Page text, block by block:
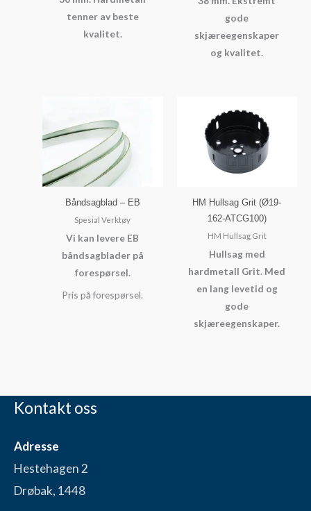
tenner av beste
kvalitet.
gode
skjæreegenskaper
og kvalitet.
Båndsagblad – EB
Spesial Verktøy
Vi kan levere EB
båndsagblader på
forespørsel.
Pris på forespørsel.
HM Hullsag Grit (Ø19-
162-ATCG100)
HM Hullsag Grit
Hullsag med
hardmetall Grit. Med
en lang levetid og
gode
skjæreegenskaper.
Kontakt oss
Adresse
Hestehagen 2
Drøbak, 1448